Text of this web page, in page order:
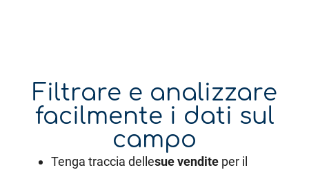
Filtrare e analizzare
facilmente i dati sul
campo
Tenga traccia dellesue vendite per il